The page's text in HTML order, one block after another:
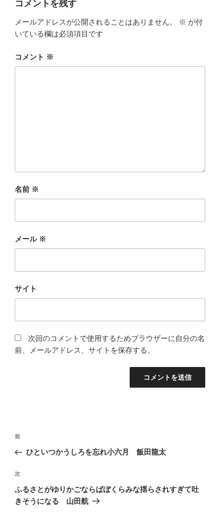
コメントを残す
メールアドレスが公開されることはありません。 ※ が付
いている欄は必須項目です
コメント ※
名前 ※
メール ※
サイト
次回のコメントで使用するためブラウザーに自分の名
前、メールアドレス、サイトを保存する。
投
ナ
ビ
ゲ
ー
前
の
稿
前
ひといつかうしろを忘れ小六月 飯田龍太
次
の
投
次
ふるさとがゆりかごならばぼくらみな揺らされすぎて吐
きそうになる 山田航